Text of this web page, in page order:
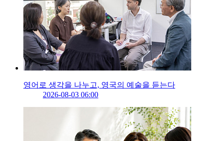
영어로 생각을 나누고, 영국의 예술을 듣는다
2026-08-03 06:00